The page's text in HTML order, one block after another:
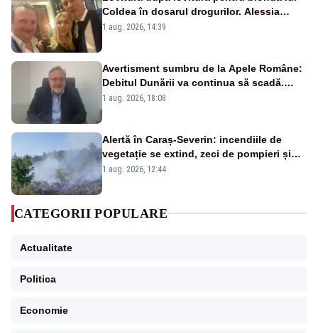
Coldea în dosarul drogurilor. Alessia
Păcuraru explică decizia magistraților
1 aug. 2026, 14:39
Avertisment sumbru de la Apele Române:
Debitul Dunării va continua să scadă.
Cernavodă s-ar putea închide în 4 zile
1 aug. 2026, 18:08
Alertă în Caraș-Severin: incendiile de
vegetație se extind, zeci de pompieri și
silvicultori se luptă cu flăcările - VIDEO
1 aug. 2026, 12:44
CATEGORII POPULARE
Actualitate
Politica
Economie